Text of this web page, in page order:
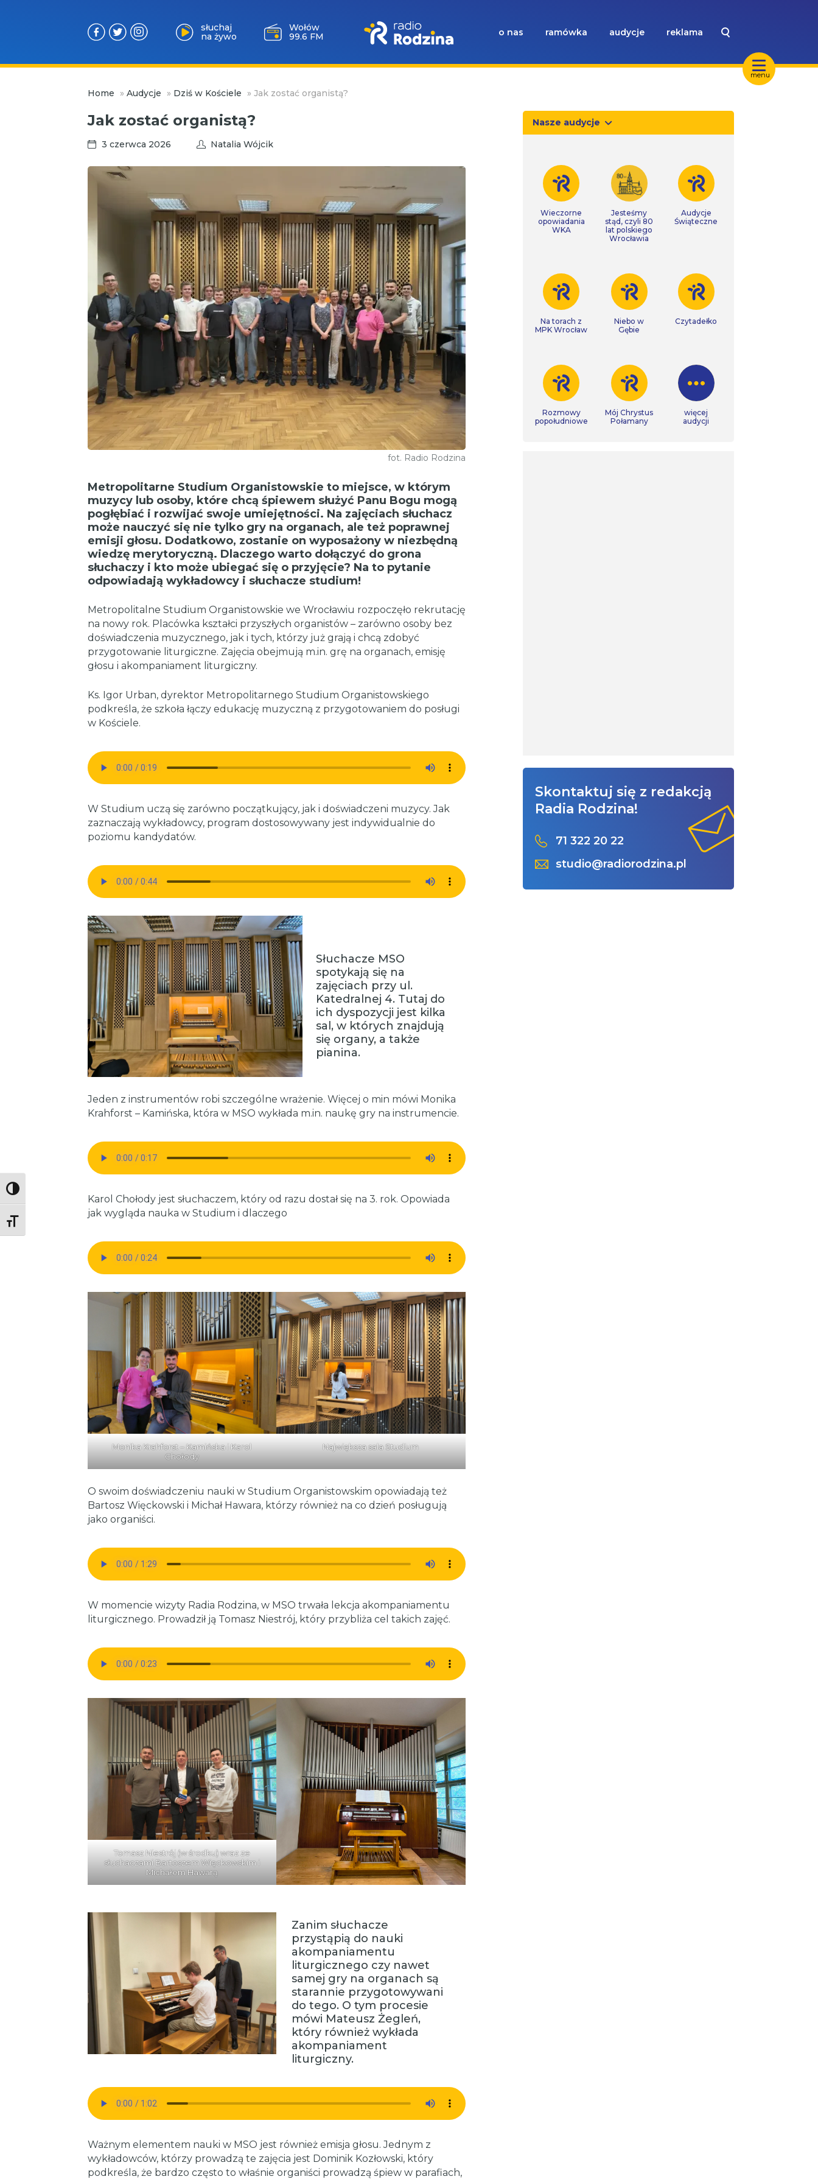
Toggle High Contrast
Toggle Font size
menu
słuchaj
na żywo
Milicz
88.5 FM
o nas ramówka audycje reklama
Home » Audycje » Dziś w Kościele » Jak zostać organistą?
Jak zostać organistą?
3 czerwca 2026 Natalia Wójcik
fot. Radio Rodzina
Metropolitarne Studium Organistowskie to miejsce, w którym
muzycy lub osoby, które chcą śpiewem służyć Panu Bogu mogą
pogłębiać i rozwijać swoje umiejętności. Na zajęciach słuchacz
może nauczyć się nie tylko gry na organach, ale też poprawnej
emisji głosu. Dodatkowo, zostanie on wyposażony w niezbędną
wiedzę merytoryczną. Dlaczego warto dołączyć do grona
słuchaczy i kto może ubiegać się o przyjęcie? Na to pytanie
odpowiadają wykładowcy i słuchacze studium!
Metropolitalne Studium Organistowskie we Wrocławiu rozpoczęło rekrutację
na nowy rok. Placówka kształci przyszłych organistów – zarówno osoby bez
doświadczenia muzycznego, jak i tych, którzy już grają i chcą zdobyć
przygotowanie liturgiczne. Zajęcia obejmują m.in. grę na organach, emisję
głosu i akompaniament liturgiczny.
Ks. Igor Urban, dyrektor Metropolitarnego Studium Organistowskiego
podkreśla, że szkoła łączy edukację muzyczną z przygotowaniem do posługi
w Kościele.
W Studium uczą się zarówno początkujący, jak i doświadczeni muzycy. Jak
zaznaczają wykładowcy, program dostosowywany jest indywidualnie do
poziomu kandydatów.
Słuchacze MSO
spotykają się na
zajęciach przy ul.
Katedralnej 4. Tutaj do
ich dyspozycji jest kilka
sal, w których znajdują
się organy, a także
pianina.
Jeden z instrumentów robi szczególne wrażenie. Więcej o min mówi Monika
Krahforst – Kamińska, która w MSO wykłada m.in. naukę gry na instrumencie.
Karol Chołody jest słuchaczem, który od razu dostał się na 3. rok. Opowiada
jak wygląda nauka w Studium i dlaczego
Monika Krahforst – Kamińska i Karol
Chołody
Największa sala Studium
O swoim doświadczeniu nauki w Studium Organistowskim opowiadają też
Bartosz Więckowski i Michał Hawara, którzy również na co dzień posługują
jako organiści.
W momencie wizyty Radia Rodzina, w MSO trwała lekcja akompaniamentu
liturgicznego. Prowadził ją Tomasz Niestrój, który przybliża cel takich zajęć.
Tomasz Niestrój (w środku) wraz ze
słuchaczami Bartoszem Więckowskim i
Michałem Hawarą
Zanim słuchacze
przystąpią do nauki
akompaniamentu
liturgicznego czy nawet
samej gry na organach są
starannie przygotowywani
do tego. O tym procesie
mówi Mateusz Żegleń,
który również wykłada
akompaniament
liturgiczny.
Ważnym elementem nauki w MSO jest również emisja głosu. Jednym z
wykładowców, którzy prowadzą te zajęcia jest Dominik Kozłowski, który
podkreśla, że bardzo często to właśnie organiści prowadzą śpiew w parafiach,
Nasze audycje
Wieczorne
opowiadania
WKA
Jesteśmy
stąd, czyli 80
lat polskiego
Wrocławia
Audycje
Świąteczne
Na torach z
MPK Wrocław
Niebo w
Gębie
Czytadełko
Rozmowy
popołudniowe
Mój Chrystus
Połamany
więcej
audycji
Skontaktuj się z redakcją
Radia Rodzina!
71 322 20 22
studio@radiorodzina.pl